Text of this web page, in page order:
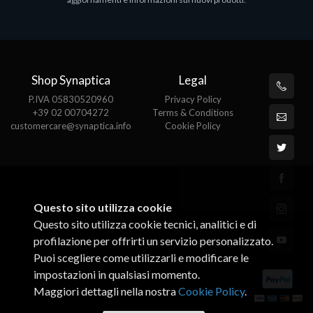
Shop Synaptica
P.IVA 05830520960
+39 02 00704272
customercare@synaptica.info
Legal
Privacy Policy
Terms & Conditions
Cookie Policy
Questo sito utilizza cookie
Questo sito utilizza cookie tecnici, analitici e di
profilazione per offrirti un servizio personalizzato.
Puoi scegliere come utilizzarli e modificare le
impostazioni in qualsiasi momento.
Maggiori dettagli nella nostraCookie Policy.